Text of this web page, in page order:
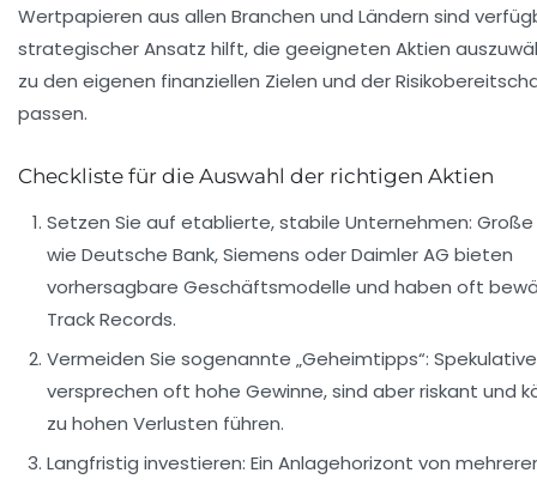
Wertpapieren aus allen Branchen und Ländern sind
strategischer Ansatz hilft, die geeigneten Aktien
zu den eigenen finanziellen Zielen und der
passen.
Checkliste für die Auswahl der richtigen Aktien
Setzen Sie auf etablierte, stabile Unternehmen: Große
wie Deutsche Bank,Siemens oderDaimler AG bieten
vorhersagbare Geschäftsmodelle und haben oft
Track Records.
Vermeiden Sie sogenannte „Geheimtipps“:
versprechen oft hohe Gewinne, sind aber riskant und
zu hohen Verlusten führen.
Langfristig investieren: Ein Anlagehorizont von